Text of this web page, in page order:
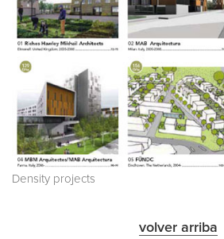
Density projects
volver arriba